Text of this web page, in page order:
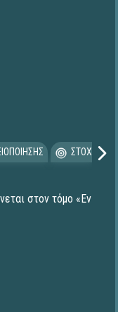
στον τόμο «Εν